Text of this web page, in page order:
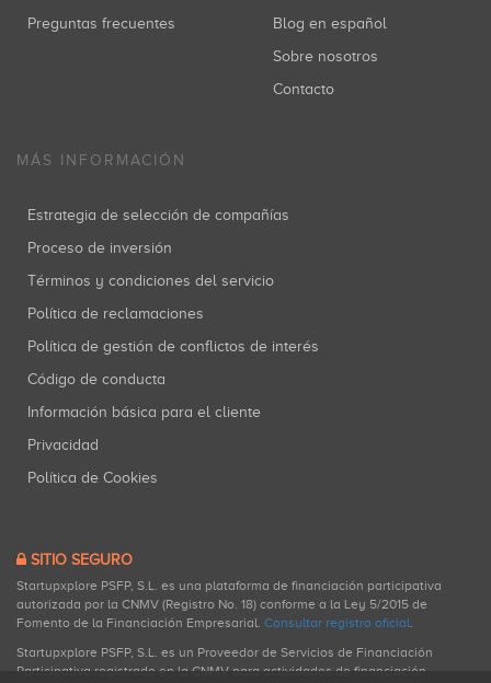
Preguntas frecuentes
Blog en español
Sobre nosotros
Contacto
MÁS INFORMACIÓN
Estrategia de selección de compañías
Proceso de inversión
Términos y condiciones del servicio
Política de reclamaciones
Política de gestión de conflictos de interés
Código de conducta
Información básica para el cliente
Privacidad
Política de Cookies
SITIO SEGURO
Startupxplore PSFP, S.L. es una plataforma de financiación participativa
autorizada por la CNMV (Registro No. 18) conforme a la Ley 5/2015 de
Fomento de la Financiación Empresarial. Consultar registro oficial.
Startupxplore PSFP, S.L. es un Proveedor de Servicios de Financiación
Participativa registrado en la CNMV para actividades de financiación